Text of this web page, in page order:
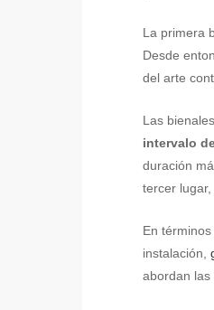
La primera
Desde
del arte
Las
intervalo
duración
tercer
En
instalación,
abordan las